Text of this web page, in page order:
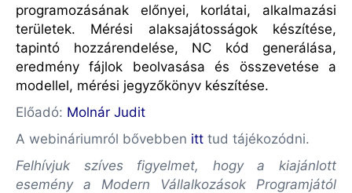
programozásának előnyei, korlátai, alkalmazási
területek. Mérési alaksajátosságok készítése,
tapintó hozzárendelése, NC kód generálása,
eredmény fájlok beolvasása és összevetése a
modellel, mérési jegyzőkönyv készítése.
Előadó: Molnár Judit
A webináriumról bővebben itt tud tájékozódni.
Felhívjuk szíves figyelmet, hogy a kiajánlott
esemény a Modern Vállalkozások Programjától